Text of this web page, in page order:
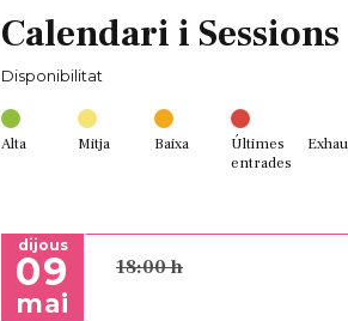
Calendari i Sessions
Disponibilitat
Alta Mitja Baixa
Últimes
entrades
dijous
09
mai
18:00 h